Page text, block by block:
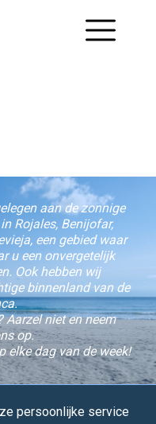
aan de zonnige
Rojales, Benijofar,
een gebied waar
u een onvergetelijk
Ook hebben wij
binnenland van de
niet en neem
op.
elke dag van de week!
persoonlijke service